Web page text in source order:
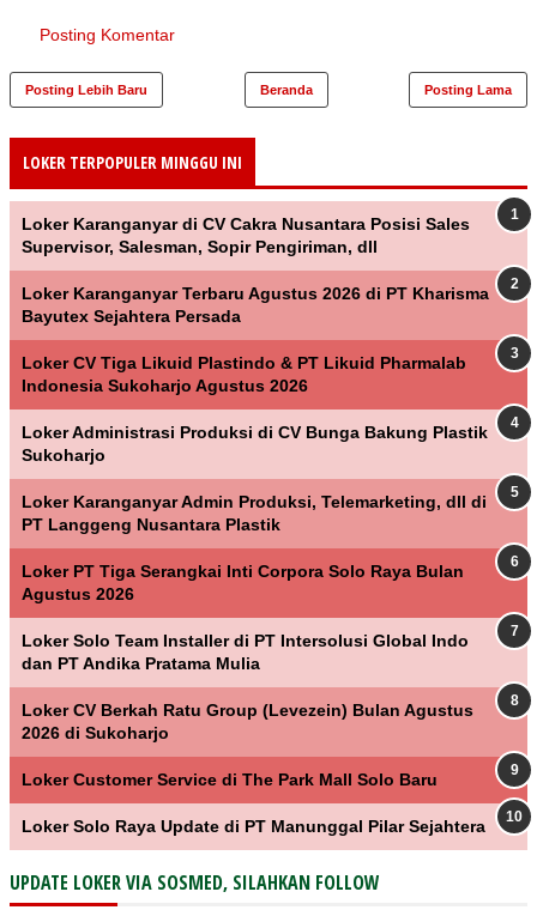
Posting Komentar
Posting Lebih Baru Posting Lama
Beranda
LOKER TERPOPULER MINGGU INI
Loker Karanganyar di CV Cakra Nusantara Posisi Sales
Supervisor, Salesman, Sopir Pengiriman, dll
Loker Karanganyar Terbaru Agustus 2026 di PT Kharisma
Bayutex Sejahtera Persada
Loker CV Tiga Likuid Plastindo & PT Likuid Pharmalab
Indonesia Sukoharjo Agustus 2026
Loker Administrasi Produksi di CV Bunga Bakung Plastik
Sukoharjo
Loker Karanganyar Admin Produksi, Telemarketing, dll di
PT Langgeng Nusantara Plastik
Loker PT Tiga Serangkai Inti Corpora Solo Raya Bulan
Agustus 2026
Loker Solo Team Installer di PT Intersolusi Global Indo
dan PT Andika Pratama Mulia
Loker CV Berkah Ratu Group (Levezein) Bulan Agustus
2026 di Sukoharjo
Loker Customer Service di The Park Mall Solo Baru
Loker Solo Raya Update di PT Manunggal Pilar Sejahtera
UPDATE LOKER VIA SOSMED, SILAHKAN FOLLOW